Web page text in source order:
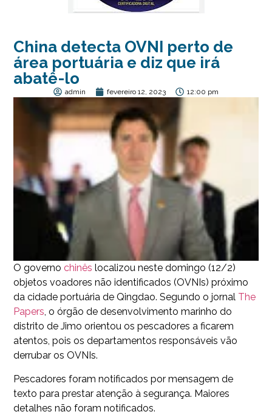
China detecta OVNI perto de
área portuária e diz que irá
abatê-lo
admin fevereiro 12, 2023 12:00 pm
O governo chinês localizou neste domingo (12/2)
objetos voadores não identificados (OVNIs) próximo
da cidade portuária de Qingdao. Segundo o jornal The
Papers, o órgão de desenvolvimento marinho do
distrito de Jimo orientou os pescadores a ficarem
atentos, pois os departamentos responsáveis vão
derrubar os OVNIs.
Pescadores foram notificados por mensagem de
texto para prestar atenção à segurança. Maiores
detalhes não foram notificados.